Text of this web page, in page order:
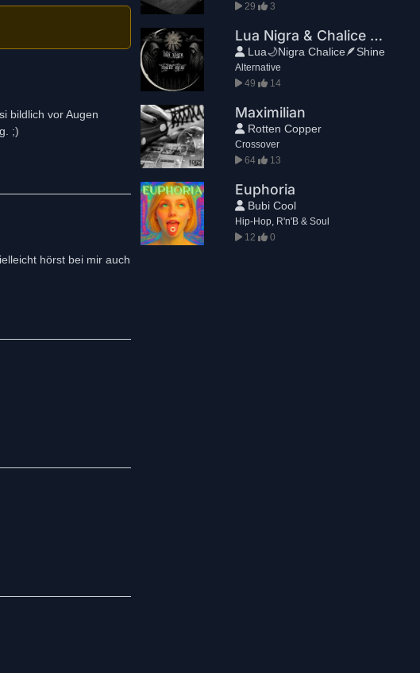
bildlich vor Augen
;)
hörst bei mir auch
29
3
Lua Nigra & Chalice Shine - Nuit(Part II)
Lua🌙Nigra Chalice🪶Shine
Alternative
49
14
Maximilian
Rotten Copper
Crossover
64
13
Euphoria
Bubi Cool
Hip-Hop, R'n'B & Soul
12
0